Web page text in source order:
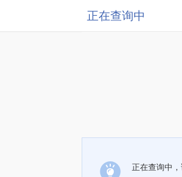
正在查询中
正在查询中